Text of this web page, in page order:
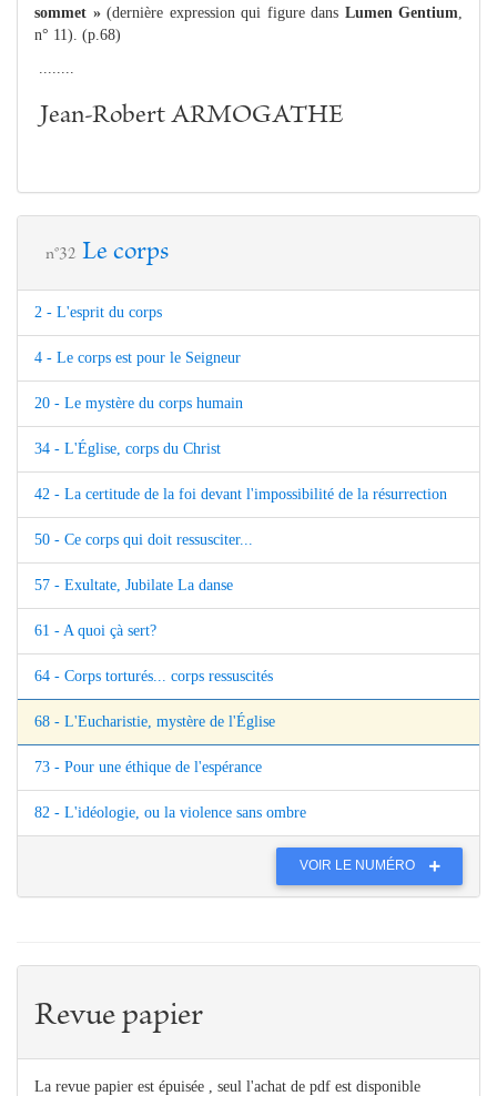
sommet »(dernière expression qui figure dans Lumen Gentium
n° 11). (p.68)
Jean-Robert ARMOGATHE
n°32 Le corps
2 - L'esprit du corps
4 - Le corps est pour le Seigneur
20 - Le mystère du corps humain
34 - L'Église, corps du Christ
42 - La certitude de la foi devant l'impossibilité de la résurrection
50 - Ce corps qui doit ressusciter...
57 - Exultate, Jubilate La danse
61 - A quoi çà sert?
64 - Corps torturés... corps ressuscités
68 - L'Eucharistie, mystère de l'Église
73 - Pour une éthique de l'espérance
82 - L'idéologie, ou la violence sans ombre
VOIR LE NUMÉRO
Revue papier
La revue papier est épuisée , seul l'achat de pdf est disponible